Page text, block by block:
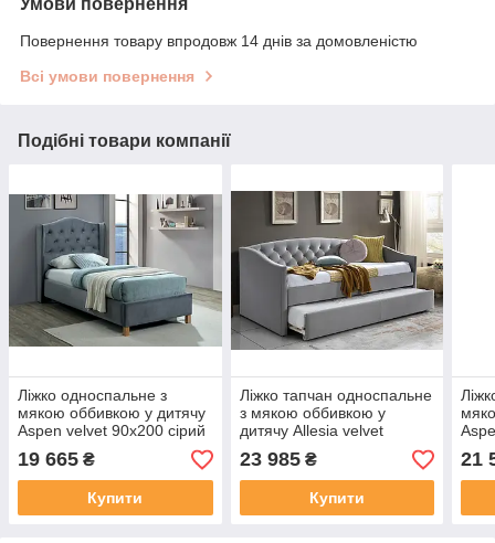
Повернення товару впродовж 14 днів за домовленістю
Всі умови повернення
Подібні товари компанії
Ліжко односпальне з
мякою оббивкою у дитячу
Aspen velvet 90x200 сірий
Signal
19 665 ₴
Купити
Ліжко тапчан односпальне
з мякою оббивкою у
дитячу Allesia velvet
90x200 сірий Signal
23 985₴
Купити
21